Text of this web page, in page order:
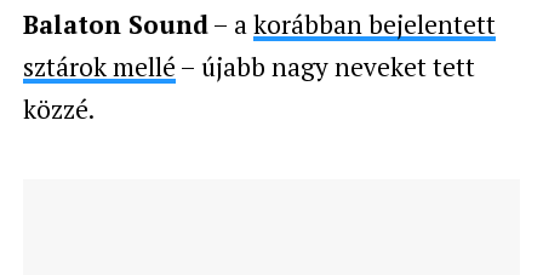
Balaton Sound– akorábban bejelentett
sztárok mellé – újabb nagy neveket tett
közzé.